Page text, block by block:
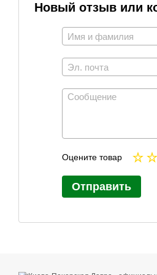
Новый отзыв или
Оцените товар
Отправить